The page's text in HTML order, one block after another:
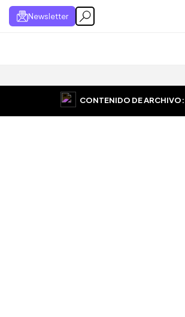
Newsletter
CONTENIDO DE ARCHIVO: